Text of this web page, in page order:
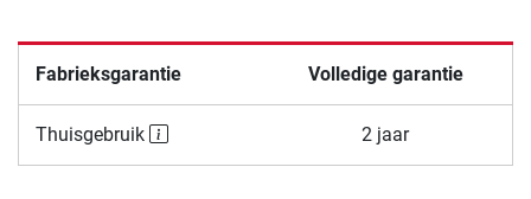
Fabrieksgarantie Volledige garantie
Thuisgebruik 2 jaar